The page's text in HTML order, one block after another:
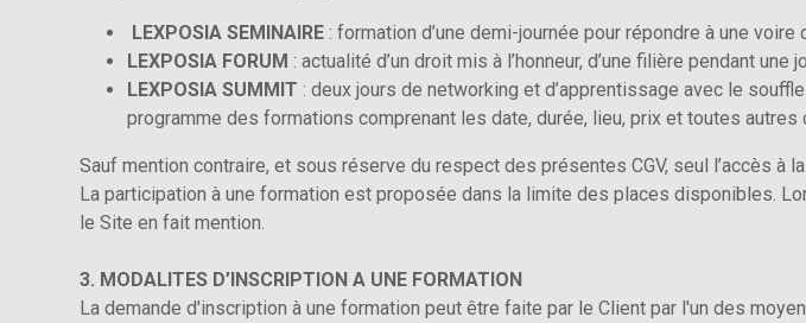
LEXPOSIA SEMINAIRE : formation d’une demi-journée pour répondre à une
LEXPOSIA FORUM : actualité d’un droit mis à l’honneur, d’une filière pendant une
LEXPOSIA SUMMIT : deux jours de networking et d’apprentissage avec le
programme des formations comprenant les date, durée, lieu, prix et toutes
Sauf mention contraire, et sous réserve du respect des présentes CGV, seul l’accès
La participation à une formation est proposée dans la limite des places disponibles.
le Site en fait mention.
3. MODALITES D’INSCRIPTION A UNE FORMATION
La demande d'inscription à une formation peut être faite par le Client par l'un des